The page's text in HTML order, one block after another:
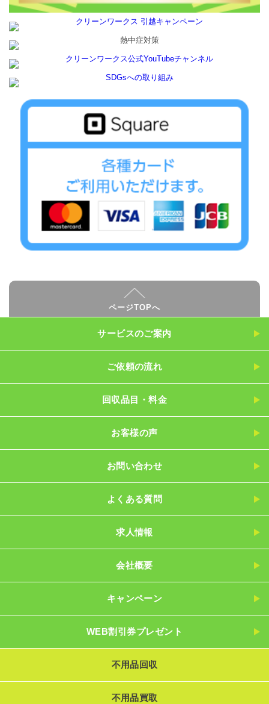
ページTOPへ
サービスのご案内
ご依頼の流れ
回収品目・料金
お客様の声
お問い合わせ
よくある質問
求人情報
会社概要
キャンペーン
WEB割引券プレゼント
不用品回収
不用品買取